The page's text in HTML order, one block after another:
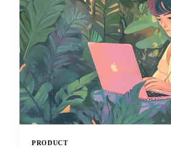
public ou à développer votre émission !
transcription de podcasts vous évitent
des transcriptions précises et
de travail et à votre budget.
PRODUCT